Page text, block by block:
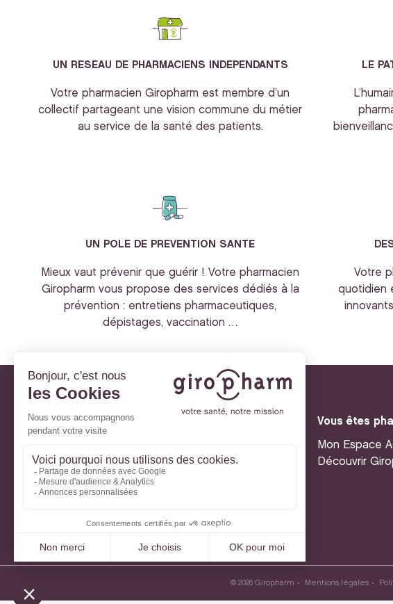
UN RESEAU DE PHARMACIENS INDEPENDANTS
Votre pharmacien Giropharm est membre d’un
collectif partageant une vision commune du métier
au service de la santé des patients.
LE
UN POLE DE PREVENTION SANTE
Mieux vaut prévenir que guérir ! Votre pharmacien
Giropharm vous propose des services dédiés à la
prévention : entretiens pharmaceutiques,
dépistages, vaccination …
Votre
quotidien
À votre service
Mon Espace Patient
Vous êtes
Mon Espace
Découvrir
© 2026 Giropharm Mentions légales